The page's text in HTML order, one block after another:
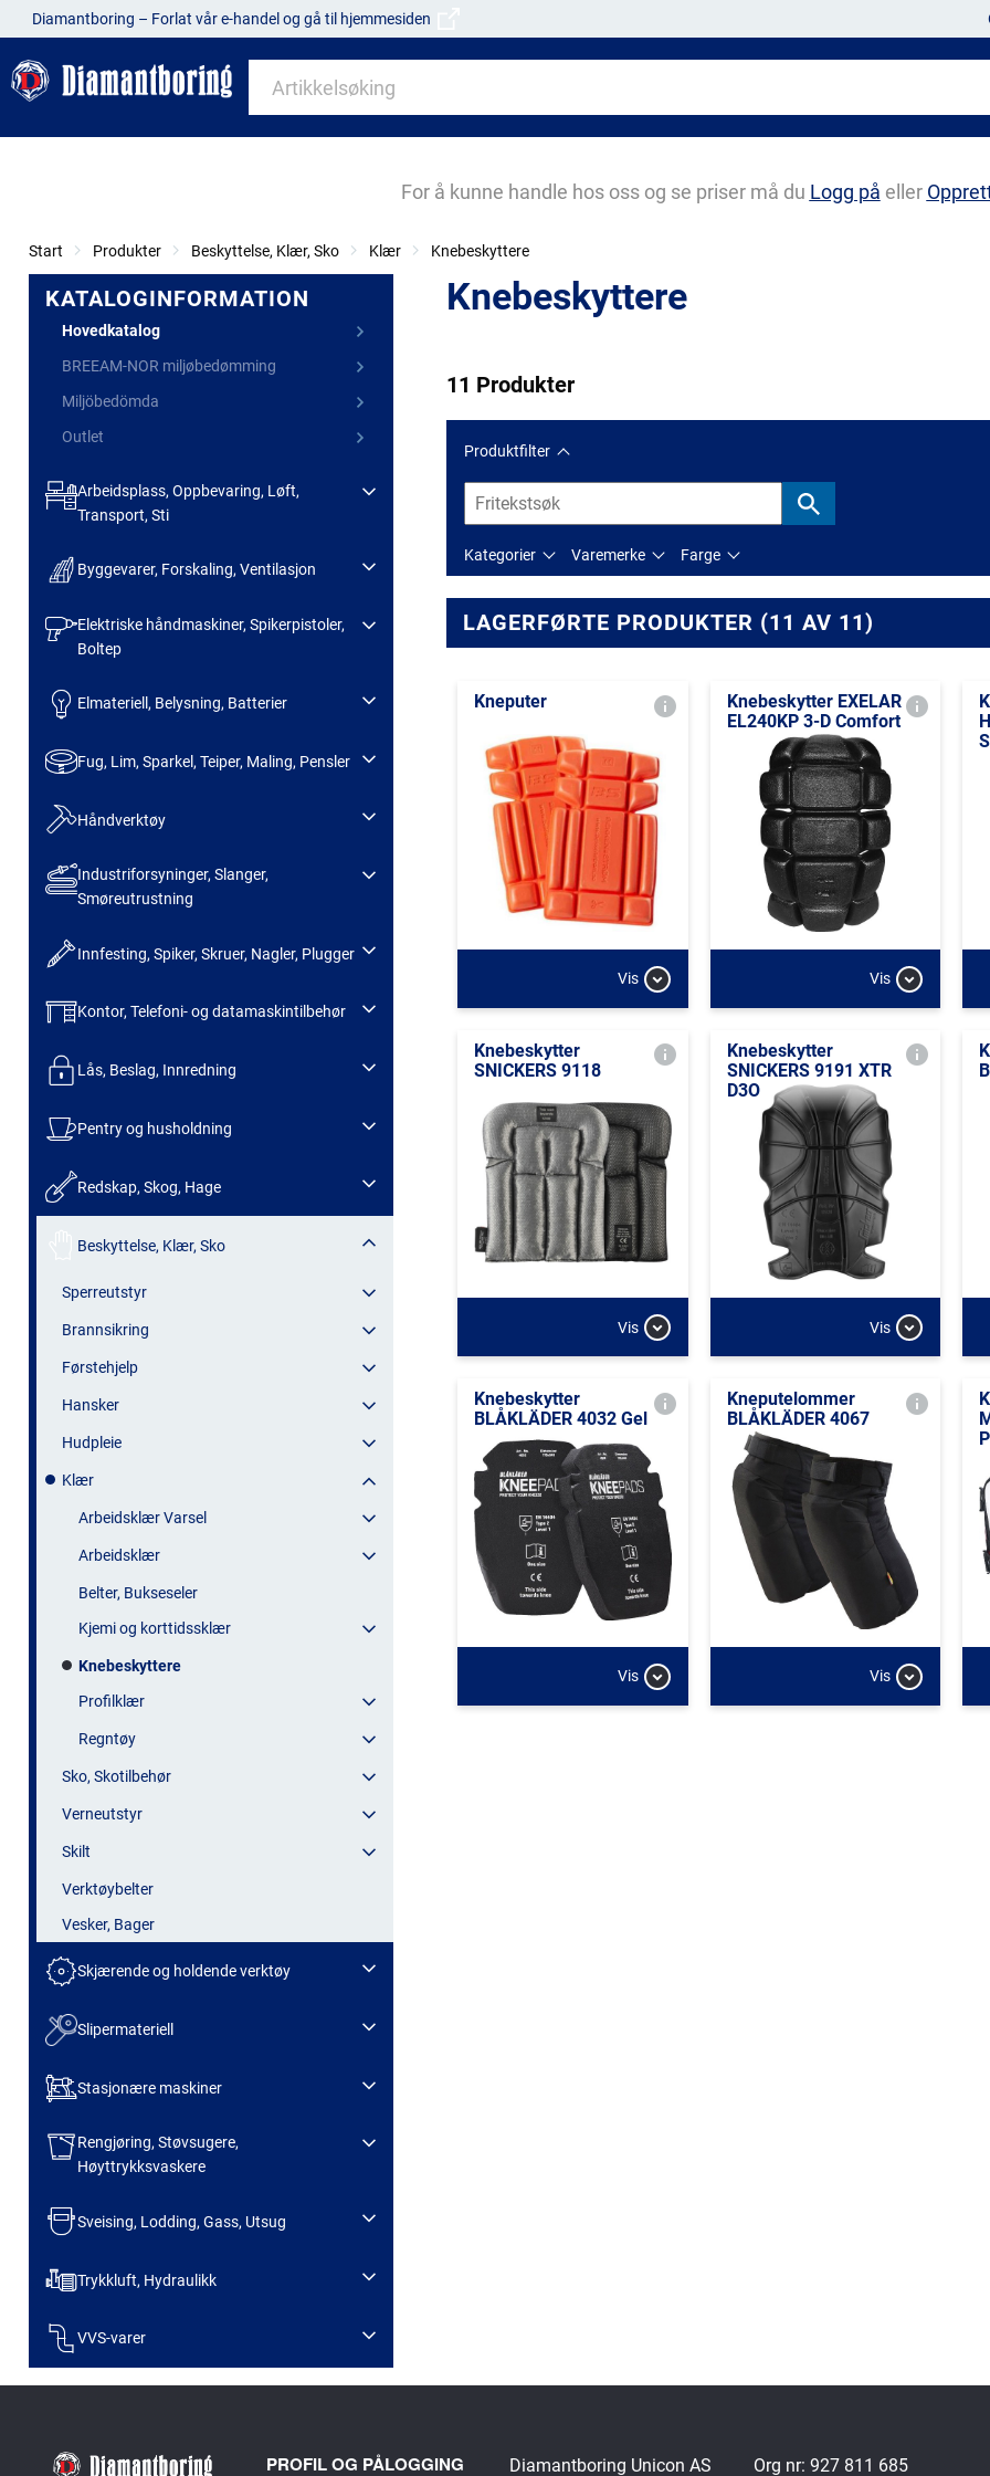
Diamantboring – Forlat vår e-handel og gå til hjemmesiden
For å kunne handle hos oss og se priser må du Logg på eller
Start Produkter Beskyttelse, Klær, Sko Klær Knebeskyttere
KATALOGINFORMATION
Hovedkatalog
BREEAM-NOR miljøbedømming
Miljöbedömda
Outlet
Arbeidsplass, Oppbevaring, Løft,
Transport, Sti
Byggevarer, Forskaling, Ventilasjon
Elektriske håndmaskiner, Spikerpistoler,
Boltep
Elmateriell, Belysning, Batterier
Fug, Lim, Sparkel, Teiper, Maling, Pensler
Håndverktøy
Industriforsyninger, Slanger,
Smøreutrustning
Innfesting, Spiker, Skruer, Nagler, Plugger
Kontor, Telefoni- og datamaskintilbehør
Lås, Beslag, Innredning
Pentry og husholdning
Redskap, Skog, Hage
Beskyttelse, Klær, Sko
Sperreutstyr
Brannsikring
Førstehjelp
Hansker
Hudpleie
Klær
Arbeidsklær Varsel
Arbeidsklær
Belter, Bukseseler
Kjemi og korttidssklær
Knebeskyttere
Profilklær
Regntøy
Sko, Skotilbehør
Verneutstyr
Skilt
Verktøybelter
Vesker, Bager
Skjærende og holdende verktøy
Slipermateriell
Stasjonære maskiner
Rengjøring, Støvsugere,
Høyttrykksvaskere
Sveising, Lodding, Gass, Utsug
Trykkluft, Hydraulikk
VVS-varer
Knebeskyttere
11 Produkter
Produktfilter
Kategorier Varemerke Farge
LAGERFØRTE PRODUKTER (11 AV 11)
Kneputer
Vis
Knebeskytter EXELAR
EL240KP 3-D Comfort
Vis
Knebeskytter
SNICKERS 9118
Vis
Knebeskytter
SNICKERS 9191 XTR
D3O
Vis
Knebeskytter
BLÅKLÄDER 4032 Gel
Vis
Kneputelommer
BLÅKLÄDER 4067
Vis
PROFIL OG PÅLOGGING Diamantboring Unicon AS Org nr: 927 811 685